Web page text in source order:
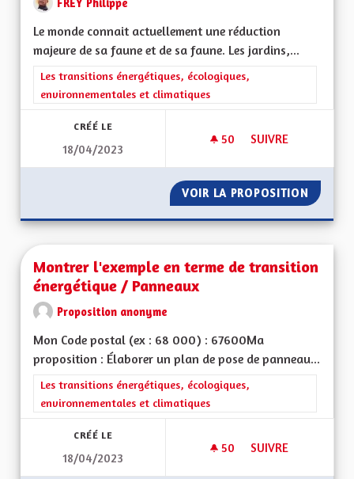
FREY Philippe
Le monde connait actuellement une réduction
majeure de sa faune et de sa faune. Les jardins,...
Filtrer les résultats de la catégorie : Les transitions
Les transitions énergétiques, écologiques,
environnementales et climatiques
CRÉÉ LE
18/04/2023
50 50 ABONNÉS
SUIVRE
VOIR LA PROPOSITION DES
Montrer l'exemple en terme de transition
énergétique / Panneaux
Proposition anonyme
Mon Code postal (ex : 68 000) : 67600Ma
proposition : Élaborer un plan de pose de panneau...
Filtrer les résultats de la catégorie : Les transitions
Les transitions énergétiques, écologiques,
environnementales et climatiques
CRÉÉ LE
18/04/2023
50 50 ABONNÉS
SUIVRE